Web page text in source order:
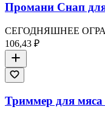
Промани Снап
СЕГОДНЯШНЕЕ
106,43 ₽
Триммер для